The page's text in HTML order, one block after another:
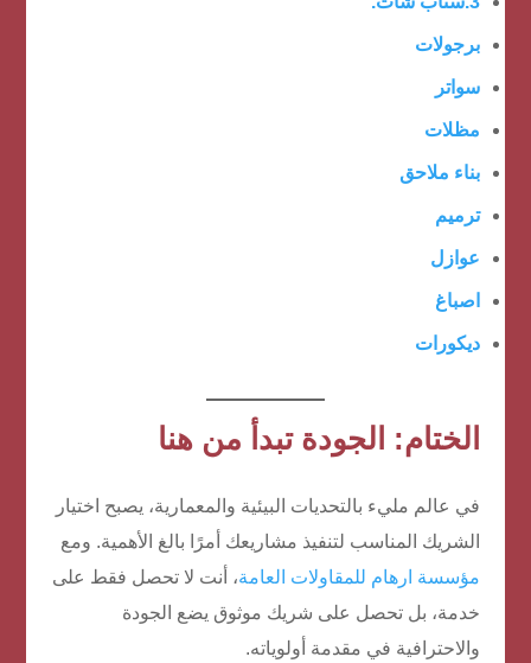
برجولات
سواتر
مظلات
بناء ملاحق
ترميم
عوازل
اصباغ
ديكورات
الختام: الجودة تبدأ من هنا
في عالم مليء بالتحديات البيئية والمعمارية، يصبح اختيار
الشريك المناسب لتنفيذ مشاريعك أمرًا بالغ الأهمية. ومع
مؤسسة ارهام للمقاولات العامة، أنت لا تحصل فقط على
خدمة، بل تحصل على شريك موثوق يضع الجودة
والاحترافية في مقدمة أولوياته.